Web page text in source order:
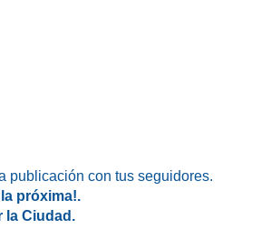
publicación con tus seguidores.
próxima!.
la Ciudad.